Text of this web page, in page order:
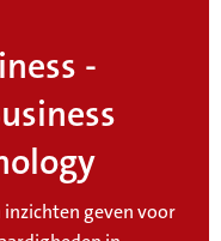
-
inzichten geven voor